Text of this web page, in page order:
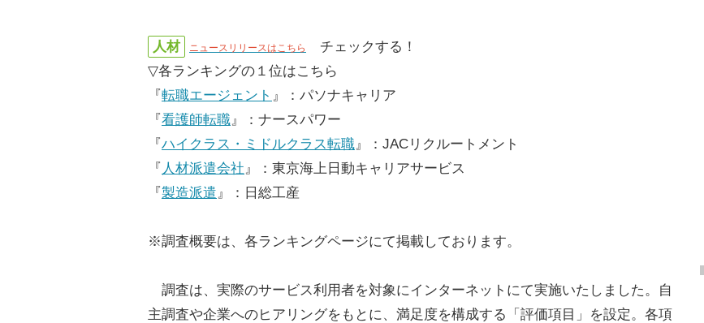
人材 ニュースリリースはこちら
チェックする！
▽各ランキングの１位はこちら
『転職エージェント 』：パソナキャリア
『看護師転職』：ナースパワー
『ハイクラス・ミドルクラス転職』：JACリクルートメント
『 人材派遣会社』：東京海上日動キャリアサービス
『製造派遣』：日総工産
※調査概要は、各ランキングページにて掲載しております。
調査は、実際のサービス利用者を対象にインターネットにて実施いたしました。自
主調査や企業へのヒアリングをもとに、満足度を構成する「評価項目」を設定。各項